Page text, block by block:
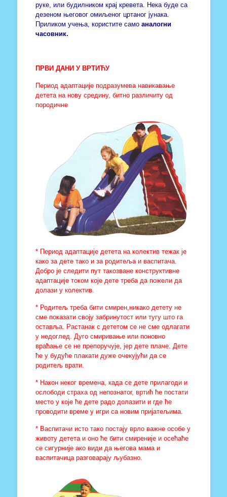
руке, или будилником крај кревета. Нека буде са
дезеном његовог омиљеног цртаног јунака.
Приликом учења, користите само аналогни
часовник.
ПРВИ ДАНИ У ВРТИЋУ
Период адаптације подразумева навикавање
детета на нову средину, битно различиту од
породичне
* Период адаптације детета на колектив тежак је
како за дете тако и за родитеља и васпитача.
Добро је следити пут такозване конструктивне
адаптације током које дете треба да пожели да
долази у колектив.
* Родитељ треба бити смирен,никако детету не
сме показати своју забринутост или тугу што га
оставља. Растанак с дететом се не сме одлагати
у недоглед. Дуго смиривање или поновно
враћање се не препоручује, јер дете плаче. Дете
ће у будуће плакати дуже очекујући да се
родитељ врати.
* Након неког времена, када се дете прилагоди и
ослободи страха од непознатог, вртић ће постати
место у које ће дете радо долазити и где ће
проводити време у игри са новим пријатељима.
* Васпитачи исто тако постају врло важне особе у
животу детета и оно ће бити смиреније и осећаће
се сигурније ако види да његова мама и
васпитачица разговарају љубазно.